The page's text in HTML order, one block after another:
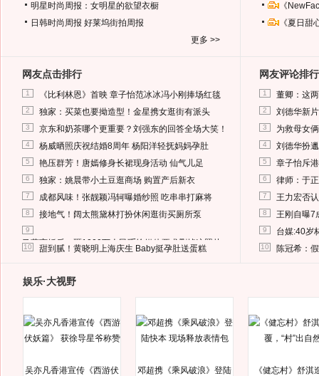
明星时尚周报：女明星的欲望衣橱
日韩时尚周报 好莱坞街拍周报
更多 >>
《
《夏日
网友点击排行
1 《比利林恩》首映 章子怡范冰冰冯小刚捧场红毯
2 独家：买菜也要拗造型！金星携女逛街有派头
3 京东和奶茶哪个更重要？刘强东的回答全场大笑！
4 杨威晒照庆祝结婚8周年 杨阳洋轻抚妈妈孕肚
5 艳压群芳！唐嫣修身长裙现身活动 仙气儿足
6 独家：姚晨带小土豆逛商场 购置产后新衣
7 成都风味！张靓颖冯轲曝婚纱照 吃串串打麻将
8 接地气！阔太熊黛林打扮休闲逛街买厕所泵
9
马蓉离婚后，砸1000万人民币给媒体要求删掉这照片
10 甜到腻！黄晓明上海庆生 Baby挺孕肚送蛋糕
网友评论排行
1 董卿：这
2 刘德华新
3 为救母女
4 刘德华扮
5 章子怡斥
6 律师：于
7 王力宏否
8 王刚自曝7
9 台媒:40岁
10 陈冠希：
娱乐·大视野
吴亦凡香港宣传《西游伏 邓超携《乘风破浪》登陆 《健忘村》舒淇